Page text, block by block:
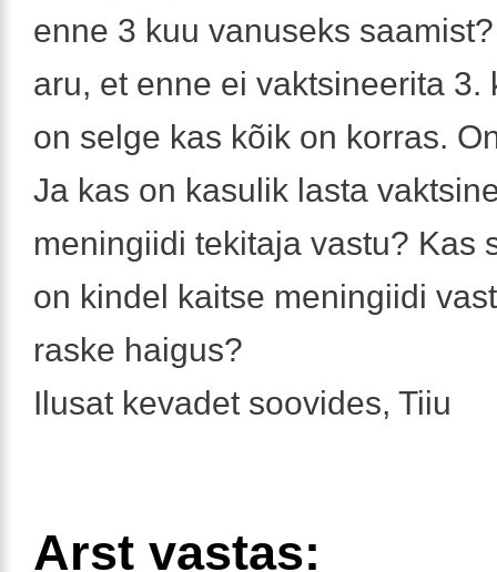
enne 3 kuu vanuseks
aru, et enne ei vaktsineerita 3.
on selge kas kõik on korras.
Ja kas on kasulik lasta
meningiidi tekitaja vastu? Kas
on kindel kaitse meningiidi
raske haigus?
Ilusat kevadet soovides, Tiiu
Arst vastas: